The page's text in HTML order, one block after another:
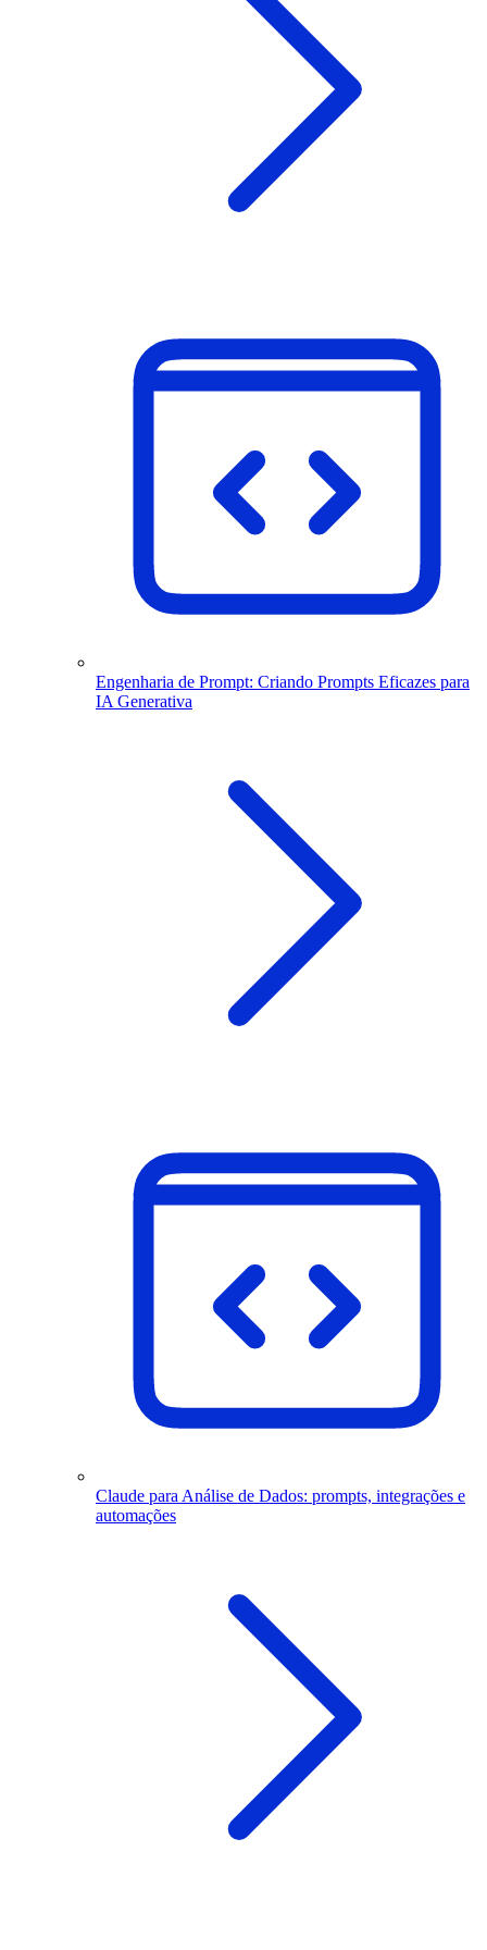
Engenharia de Prompt: Criando Prompts Eficazes para
IA Generativa
Claude para Análise de Dados: prompts, integrações e
automações